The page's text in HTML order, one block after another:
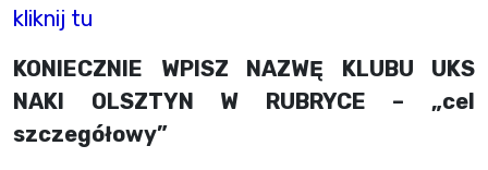
kliknij tu
KONIECZNIE WPISZ NAZWĘ KLUBU UKS
NAKI OLSZTYN W RUBRYCE – „cel
szczegółowy”